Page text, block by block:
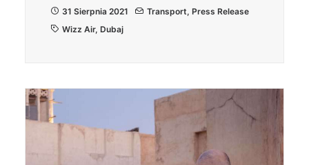
31 Sierpnia 2021 Transport, Press Release
Wizz Air, Dubaj